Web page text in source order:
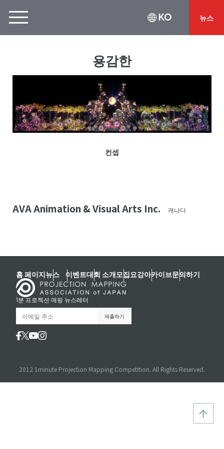
KO 뉴스
용감한
컨셉
AVA Animation & Visual Arts Inc. 캐나다
홈 페이지뉴스 이벤트대회 소개모집요강아카이브문의하기
1분 프로젝션 매핑 뉴스레터
2012 1minute Projection Mapping Competition. All Rights Reserved.